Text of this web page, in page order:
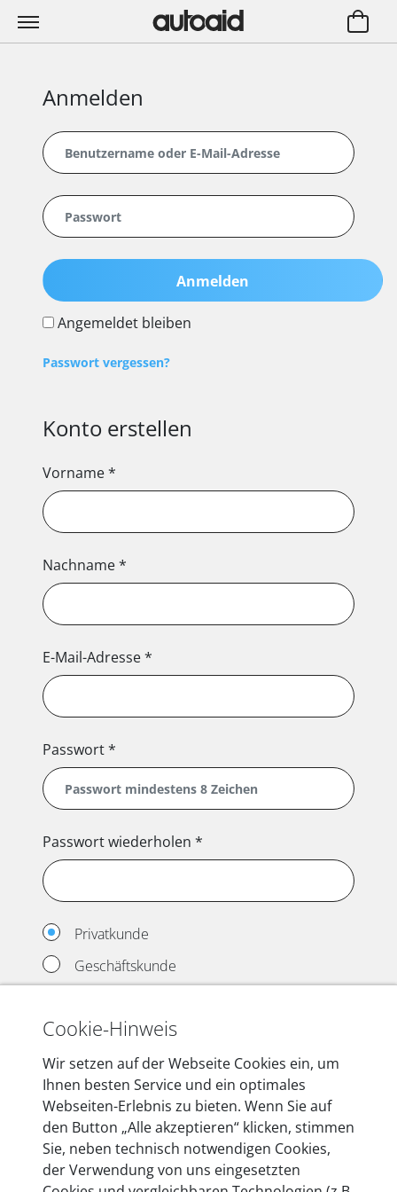
Anmelden
Anmelden
Angemeldet bleiben
Passwort vergessen?
Konto erstellen
Vorname*
Nachname*
E-Mail-Adresse*
Passwort*
Passwort wiederholen *
Privatkunde
Geschäftskunde
Konto erstellen
Cookie-Hinweis
Wir setzen auf der Webseite Cookies ein, um
Ihnen besten Service und ein optimales
Webseiten-Erlebnis zu bieten. Wenn Sie auf
den Button „Alle akzeptieren“ klicken, stimmen
Sie, neben technisch notwendigen Cookies,
der Verwendung von uns eingesetzten